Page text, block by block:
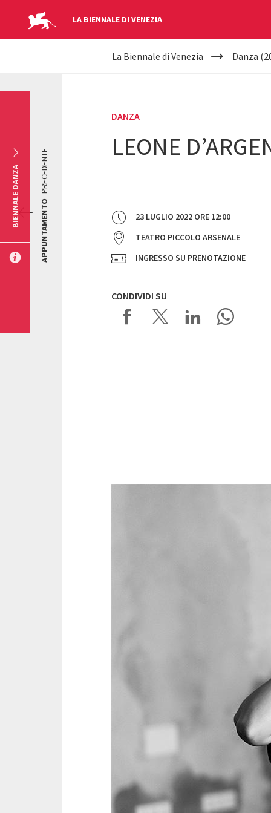
LA BIENNALE DI VENEZIA
YOUR
La Biennale di Venezia Danza
DANZA
LEONE
23 LUGLIO 2022 ORE 12:00
TEATRO PICCOLO ARSENALE
INGRESSO SU PRENOTAZIONE
CONDIVIDI SU
APPUNTAMENTO
PRECEDENTE
BIENNALE DANZA